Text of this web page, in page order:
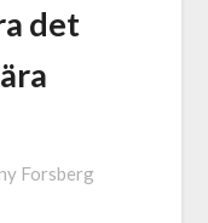
det
Forsberg